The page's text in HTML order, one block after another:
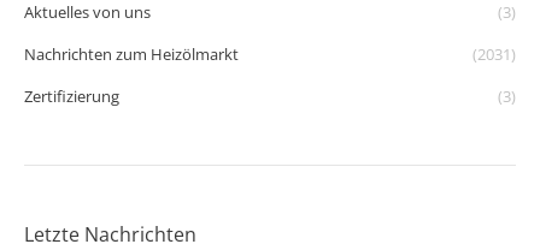
Aktuelles von uns
(3)
Nachrichten zum Heizölmarkt
(2031)
Zertifizierung
(3)
Letzte Nachrichten